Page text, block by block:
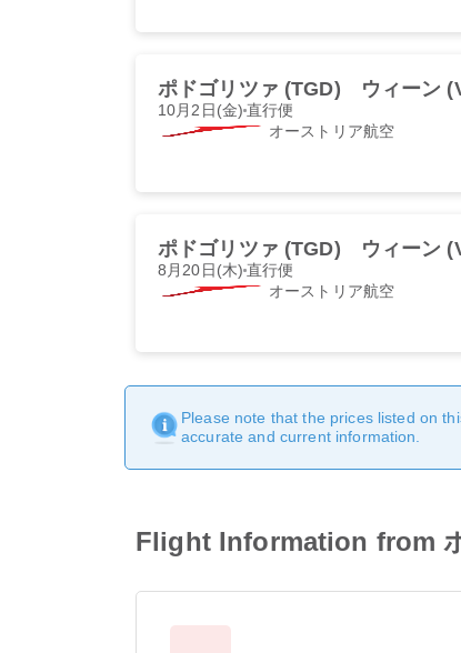
ポドゴリツァ (TGD) ウィーン
10月2日(金)直行便
オーストリア航空
ポドゴリツァ (TGD) ウィーン
8月20日(木)直行便
オーストリア航空
Please note that the prices listed on
accurate and current information.
Flight Information from